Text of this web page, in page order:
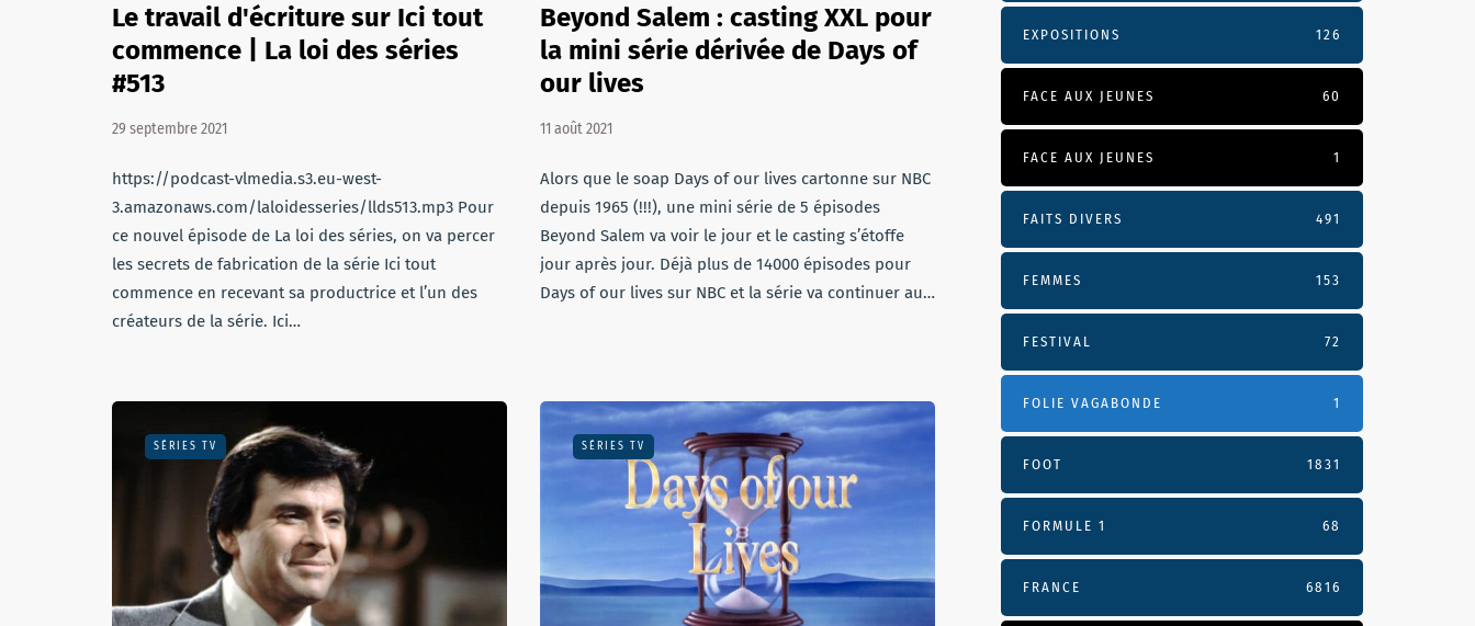
Le travail d'écriture sur Ici tout
commence | La loi des séries
#513
29 septembre 2021
https://podcast-vlmedia.s3.eu-west-
3.amazonaws.com/laloidesseries/llds513.mp3 Pour
ce nouvel épisode de La loi des séries, on va percer
les secrets de fabrication de la série Ici tout
commence en recevant sa productrice et l’un des
créateurs de la série. Ici…
Beyond Salem : casting XXL pour
la mini série dérivée de Days of
our lives
11 août 2021
Alors que le soap Days of our lives cartonne sur NBC
depuis 1965 (!!!), une mini série de 5 épisodes
Beyond Salem va voir le jour et le casting s’étoffe
jour après jour. Déjà plus de 14000 épisodes pour
Days of our lives sur NBC et la série va continuer au…
SÉRIES TV SÉRIES TV
EXPOSITIONS 126
FACE AUX JEUNES 60
FACE AUX JEUNES 1
FAITS DIVERS 491
FEMMES 153
FESTIVAL 72
FOLIE VAGABONDE 1
FOOT 1831
FORMULE 1 68
FRANCE 6816